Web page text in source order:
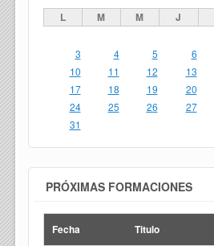
L M M J
3
4 5 6
10
11 12 13
17
18 19 20
24
25 26 27
31
PRÓXIMAS FORMACIONES
Fecha Titulo